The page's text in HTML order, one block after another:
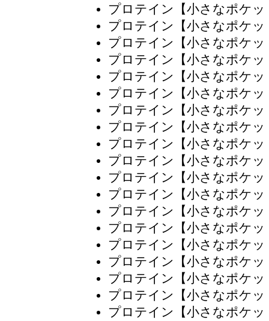
プロテイン【小さなポケ
プロテイン【小さなポケ
プロテイン【小さなポケ
プロテイン【小さなポケ
プロテイン【小さなポケ
プロテイン【小さなポケ
プロテイン【小さなポケ
プロテイン【小さなポケ
プロテイン【小さなポケ
プロテイン【小さなポケ
プロテイン【小さなポケ
プロテイン【小さなポケ
プロテイン【小さなポケ
プロテイン【小さなポケ
プロテイン【小さなポケ
プロテイン【小さなポケ
プロテイン【小さなポケ
プロテイン【小さなポケ
プロテイン【小さなポケ